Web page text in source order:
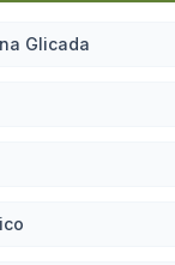
Glicada